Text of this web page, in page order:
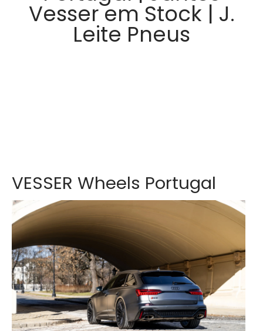
Vesser em Stock | J.
Leite Pneus
VESSER Wheels Portugal